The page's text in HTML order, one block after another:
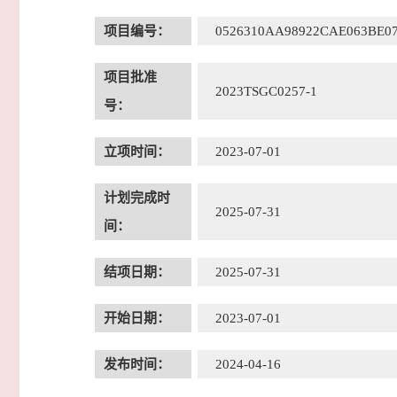
项目编号：
项目批准
号：
2023TSGC0257-1
立项时间： 2023-07-01
计划完成时
间：
2025-07-31
结项日期： 2025-07-31
开始日期： 2023-07-01
发布时间： 2024-04-16